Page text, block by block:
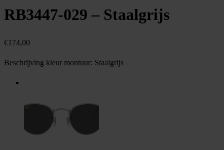
RB3447-029 – Staalgrijs
€174,00
Beschrijving kleur montuur: Staalgrijs